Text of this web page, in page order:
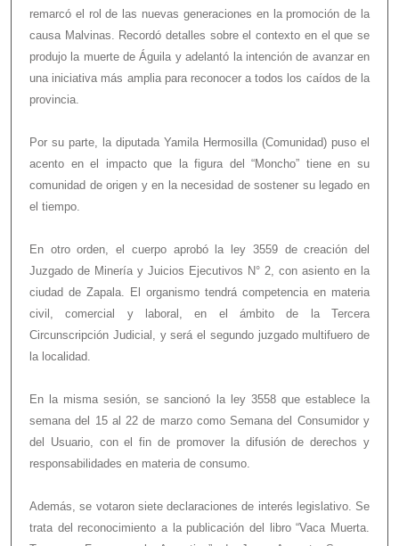
remarcó el rol de las nuevas generaciones en la promoción de la
causa Malvinas. Recordó detalles sobre el contexto en el que se
produjo la muerte de Águila y adelantó la intención de avanzar en
una iniciativa más amplia para reconocer a todos los caídos de la
provincia.
Por su parte, la diputada Yamila Hermosilla (Comunidad) puso el
acento en el impacto que la figura del “Moncho” tiene en su
comunidad de origen y en la necesidad de sostener su legado en
el tiempo.
En otro orden, el cuerpo aprobó la ley 3559 de creación del
Juzgado de Minería y Juicios Ejecutivos N° 2, con asiento en la
ciudad de Zapala. El organismo tendrá competencia en materia
civil, comercial y laboral, en el ámbito de la Tercera
Circunscripción Judicial, y será el segundo juzgado multifuero de
la localidad.
En la misma sesión, se sancionó la ley 3558 que establece la
semana del 15 al 22 de marzo como Semana del Consumidor y
del Usuario, con el fin de promover la difusión de derechos y
responsabilidades en materia de consumo.
Además, se votaron siete declaraciones de interés legislativo. Se
trata del reconocimiento a la publicación del libro “Vaca Muerta.